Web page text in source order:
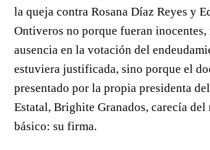
la queja contra Rosana Díaz Reyes y
Ontiveros no porque fueran inocentes,
ausencia en la votación del
estuviera justificada, sino porque el
presentado por la propia presidenta
Estatal, Brighite Granados, carecía del
básico: su firma.